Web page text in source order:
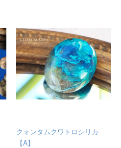
クォンタムクワトロシリカ
【A】